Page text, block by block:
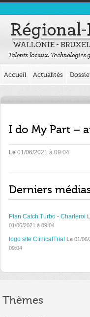
Accueil Actualités
I do My Part –
Le 01/06/2021 à 09:04
Derniers
Plan Catch Turbo - Charleroi
01/06/2021 à 09:04
logo site ClinicalTrial Le 01/
09:04
Thèmes